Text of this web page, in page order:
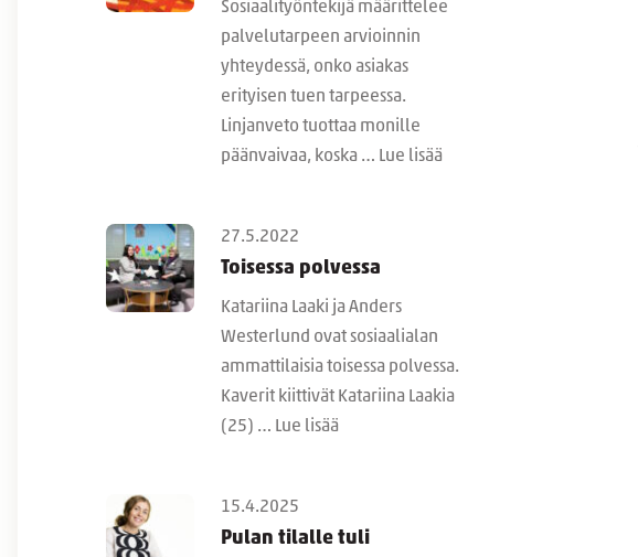
Sosiaalityöntekijä määrittelee
palvelutarpeen arvioinnin
yhteydessä, onko asiakas
erityisen tuen tarpeessa.
Linjanveto tuottaa monille
päänvaivaa, koska … Lue lisää
27.5.2022
Toisessa polvessa
Katariina Laaki ja Anders
Westerlund ovat sosiaalialan
ammattilaisia toisessa polvessa.
Kaverit kiittivät Katariina Laakia
(25) … Lue lisää
15.4.2025
Pulan tilalle tuli